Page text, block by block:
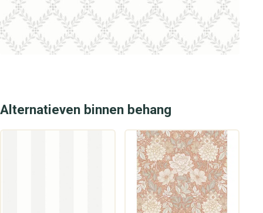
Alternatieven binnen behang